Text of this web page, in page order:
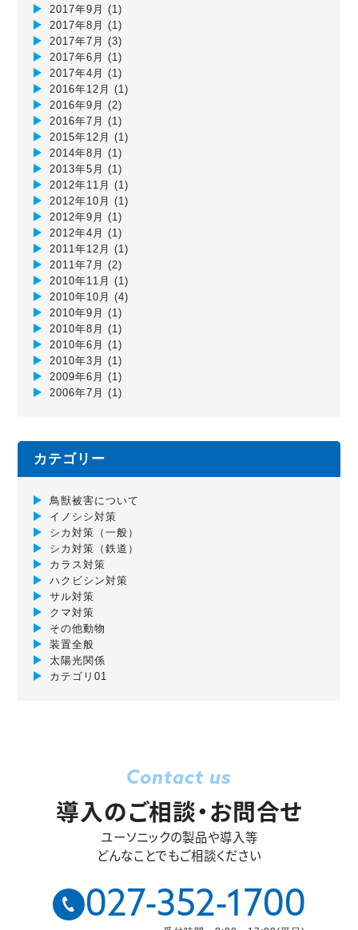
2017年9月 (1)
2017年8月 (1)
2017年7月 (3)
2017年6月 (1)
2017年4月 (1)
2016年12月 (1)
2016年9月 (2)
2016年7月 (1)
2015年12月 (1)
2014年8月 (1)
2013年5月 (1)
2012年11月 (1)
2012年10月 (1)
2012年9月 (1)
2012年4月 (1)
2011年12月 (1)
2011年7月 (2)
2010年11月 (1)
2010年10月 (4)
2010年9月 (1)
2010年8月 (1)
2010年6月 (1)
2010年3月 (1)
2009年6月 (1)
2006年7月 (1)
カテゴリー
鳥獣被害について
イノシシ対策
シカ対策（一般）
シカ対策（鉄道）
カラス対策
ハクビシン対策
サル対策
クマ対策
その他動物
装置全般
太陽光関係
カテゴリ01
Contact us
導入のご相談・お問合せ
ユーソニックの製品や導入等
どんなことでもご相談ください
027-352-1700